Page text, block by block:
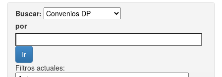
Buscar:
por
Filtros actuales: